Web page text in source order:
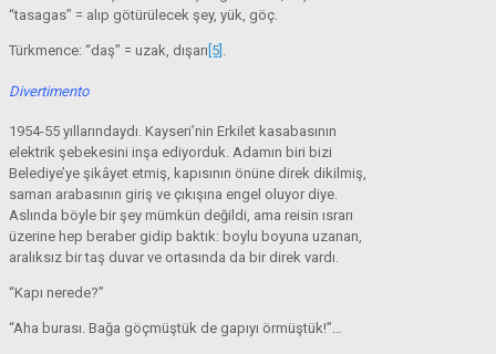
“tasagas” = alıp götürülecek şey, yük, göç.
Türkmence: “daş” = uzak, dışarı [5] .
Divertimento
1954-55 yıllarındaydı. Kayseri’nin Erkilet kasabasının
elektrik şebekesini inşa ediyorduk. Adamın biri bizi
Belediye’ye şikâyet etmiş, kapısının önüne direk dikilmiş,
saman arabasının giriş ve çıkışına engel oluyor diye.
Aslında böyle bir şey mümkün değildi, ama reisin ısrarı
üzerine hep beraber gidip baktık: boylu boyuna uzanan,
aralıksız bir taş duvar ve ortasında da bir direk vardı.
“Kapı nerede?”
“Aha burası. Bağa göçmüştük de gapıyı örmüştük!”…